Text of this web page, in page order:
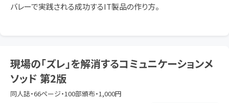
バレーで実践される成功するIT製品の作り方。
現場の「ズレ」を解消するコミュニケーションメ
ソッド 第2版
同人誌・66ページ・100部頒布・1,000円